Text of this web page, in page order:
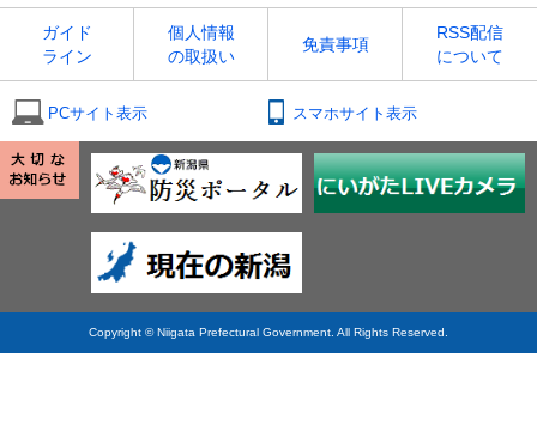
ガイド
ライン
個人情報
の取扱い
免責事項
RSS配信
について
PCサイト表示 スマホサイト表示
Copyright © Niigata Prefectural Government. All Rights Reserved.